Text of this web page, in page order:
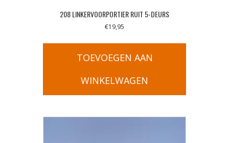
208 LINKERVOORPORTIER RUIT 5-DEURS
€19,95
TOEVOEGEN AAN
WINKELWAGEN